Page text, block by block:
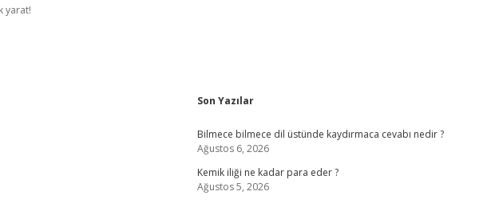
yarat!
Sidebar
Son Yazılar
Bilmece bilmece dil üstünde kaydırmaca cevabı nedir ?
Ağustos 6, 2026
Kemik iliği ne kadar para eder ?
Ağustos 5, 2026